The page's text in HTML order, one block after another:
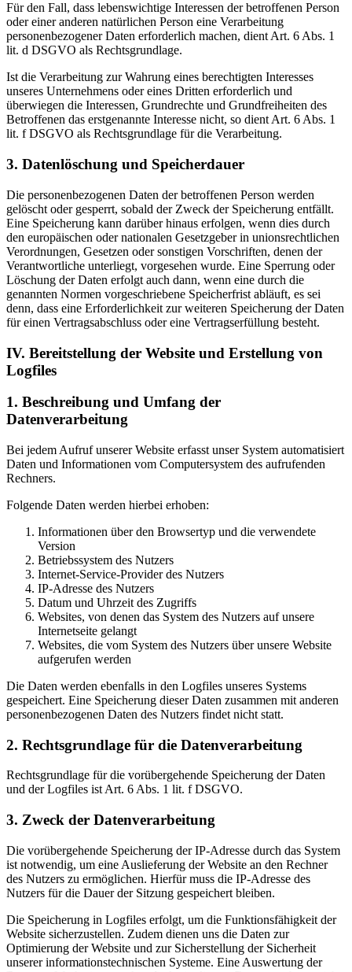
Für den Fall, dass lebenswichtige Interessen der betroffenen Person
oder einer anderen natürlichen Person eine Verarbeitung
personenbezogener Daten erforderlich machen, dient Art. 6 Abs. 1
lit. d DSGVO als Rechtsgrundlage.
Ist die Verarbeitung zur Wahrung eines berechtigten Interesses
unseres Unternehmens oder eines Dritten erforderlich und
überwiegen die Interessen, Grundrechte und Grundfreiheiten des
Betroffenen das erstgenannte Interesse nicht, so dient Art. 6 Abs. 1
lit. f DSGVO als Rechtsgrundlage für die Verarbeitung.
3. Datenlöschung und Speicherdauer
Die personenbezogenen Daten der betroffenen Person werden
gelöscht oder gesperrt, sobald der Zweck der Speicherung entfällt.
Eine Speicherung kann darüber hinaus erfolgen, wenn dies durch
den europäischen oder nationalen Gesetzgeber in unionsrechtlichen
Verordnungen, Gesetzen oder sonstigen Vorschriften, denen der
Verantwortliche unterliegt, vorgesehen wurde. Eine Sperrung oder
Löschung der Daten erfolgt auch dann, wenn eine durch die
genannten Normen vorgeschriebene Speicherfrist abläuft, es sei
denn, dass eine Erforderlichkeit zur weiteren Speicherung der Daten
für einen Vertragsabschluss oder eine Vertragserfüllung besteht.
IV. Bereitstellung der Website und Erstellung von
Logfiles
1. Beschreibung und Umfang der
Datenverarbeitung
Bei jedem Aufruf unserer Website erfasst unser System automatisiert
Daten und Informationen vom Computersystem des aufrufenden
Rechners.
Folgende Daten werden hierbei erhoben:
Informationen über den Browsertyp und die verwendete
Version
Betriebssystem des Nutzers
Internet-Service-Provider des Nutzers
IP-Adresse des Nutzers
Datum und Uhrzeit des Zugriffs
Websites, von denen das System des Nutzers auf unsere
Internetseite gelangt
Websites, die vom System des Nutzers über unsere Website
aufgerufen werden
Die Daten werden ebenfalls in den Logfiles unseres Systems
gespeichert. Eine Speicherung dieser Daten zusammen mit anderen
personenbezogenen Daten des Nutzers findet nicht statt.
2. Rechtsgrundlage für die Datenverarbeitung
Rechtsgrundlage für die vorübergehende Speicherung der Daten
und der Logfiles ist Art. 6 Abs. 1 lit. f DSGVO.
3. Zweck der Datenverarbeitung
Die vorübergehende Speicherung der IP-Adresse durch das System
ist notwendig, um eine Auslieferung der Website an den Rechner
des Nutzers zu ermöglichen. Hierfür muss die IP-Adresse des
Nutzers für die Dauer der Sitzung gespeichert bleiben.
Die Speicherung in Logfiles erfolgt, um die Funktionsfähigkeit der
Website sicherzustellen. Zudem dienen uns die Daten zur
Optimierung der Website und zur Sicherstellung der Sicherheit
unserer informationstechnischen Systeme. Eine Auswertung der